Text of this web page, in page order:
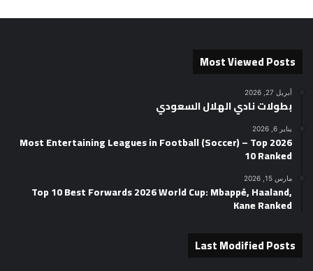
Most Viewed Posts
أبريل 27, 2026
بطولات نادي الهلال السعودي
يناير 6, 2026
2026 Most Entertaining Leagues in Football (Soccer) – Top
10 Ranked
مارس 15, 2026
Top 10 Best Forwards 2026 World Cup: Mbappé, Haaland,
Kane Ranked
Last Modified Posts